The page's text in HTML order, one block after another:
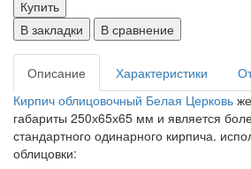
Купить
В закладки
В сравнение
Описание Характеристики
Кирпич облицовочный Белая Церковь
габариты 250х65х65 мм и является
стандартного одинарного кирпича.
облицовки: